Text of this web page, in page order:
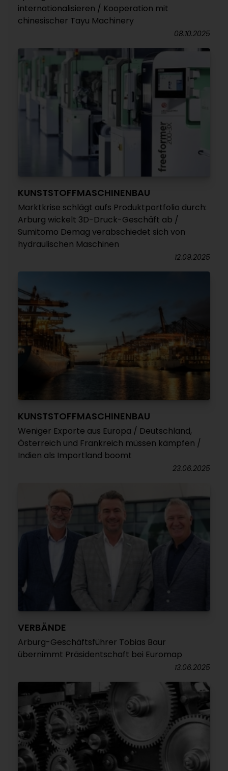
internationalisieren / Kooperation mit
chinesischer Tayu Machinery
08.10.2025
KUNSTSTOFFMASCHINENBAU
Marktkrise schlägt aufs Produktportfolio durch:
Arburg wickelt 3D-Druck-Geschäft ab /
Sumitomo Demag verabschiedet sich von
hydraulischen Maschinen
12.09.2025
KUNSTSTOFFMASCHINENBAU
Weniger Exporte aus Europa / Deutschland,
Österreich und Frankreich müssen kämpfen /
Indien als Importland boomt
23.06.2025
VERBÄNDE
Arburg-Geschäftsführer Tobias Baur
übernimmt Präsidentschaft bei Euromap
13.06.2025